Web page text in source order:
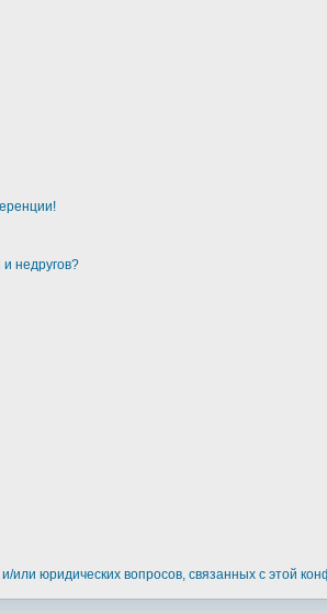
недругов?
или юридических вопросов, связанных с этой